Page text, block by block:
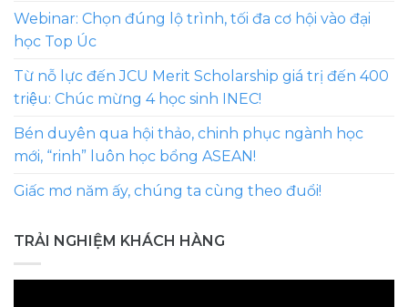
Webinar: Chọn đúng lộ trình, tối đa cơ hội vào đại
học Top Úc
Từ nỗ lực đến JCU Merit Scholarship giá trị đến 400
triệu: Chúc mừng 4 học sinh INEC!
Bén duyên qua hội thảo, chinh phục ngành học
mới, “rinh” luôn học bổng ASEAN!
Giấc mơ năm ấy, chúng ta cùng theo đuổi!
TRẢI NGHIỆM KHÁCH HÀNG